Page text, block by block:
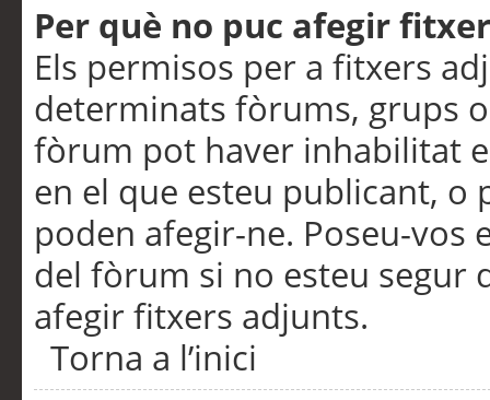
Per què no puc afegir
Els permisos per a fitxers
determinats fòrums, grups
fòrum pot haver inhabilitat
en el que esteu publicant,
poden afegir-ne. Poseu-vos
del fòrum si no esteu segur
afegir fitxers adjunts.
Torna a l’inici